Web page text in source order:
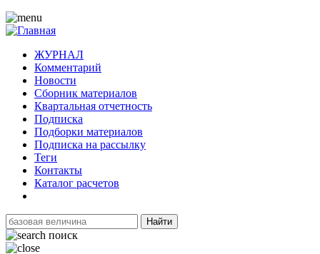
ЖУРНАЛ
Комментарий
Новости
Сборник материалов
Квартальная отчетность
Подписка
Подборки материалов
Подписка на рассылку
Теги
Контакты
Каталог расчетов
Найти
поиск